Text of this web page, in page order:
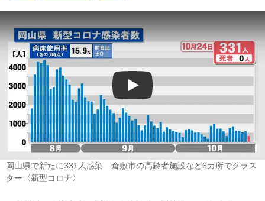
Play
岡山県で新たに331人感染 倉敷市の高齢者施設など6カ所でクラス
ター〈新型コロナ〉